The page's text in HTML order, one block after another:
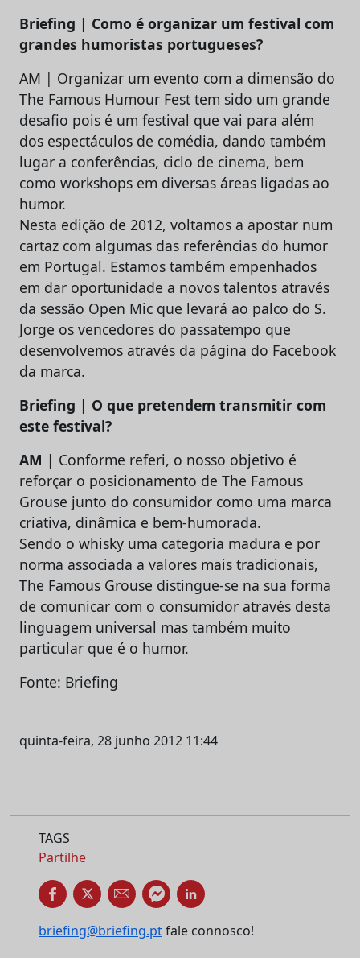
Briefing | Como é organizar um festival com
grandes humoristas portugueses?
AM | Organizar um evento com a dimensão do
The Famous Humour Fest tem sido um grande
desafio pois é um festival que vai para além
dos espectáculos de comédia, dando também
lugar a conferências, ciclo de cinema, bem
como workshops em diversas áreas ligadas ao
humor.
Nesta edição de 2012, voltamos a apostar num
cartaz com algumas das referências do humor
em Portugal. Estamos também empenhados
em dar oportunidade a novos talentos através
da sessão Open Mic que levará ao palco do S.
Jorge os vencedores do passatempo que
desenvolvemos através da página do Facebook
da marca.
Briefing | O que pretendem transmitir com
este festival?
AM | Conforme referi, o nosso objetivo é
reforçar o posicionamento de The Famous
Grouse junto do consumidor como uma marca
criativa, dinâmica e bem-humorada.
Sendo o whisky uma categoria madura e por
norma associada a valores mais tradicionais,
The Famous Grouse distingue-se na sua forma
de comunicar com o consumidor através desta
linguagem universal mas também muito
particular que é o humor.
Fonte: Briefing
quinta-feira, 28 junho 2012 11:44
TAGS
Partilhe
briefing@briefing.ptfale connosco!